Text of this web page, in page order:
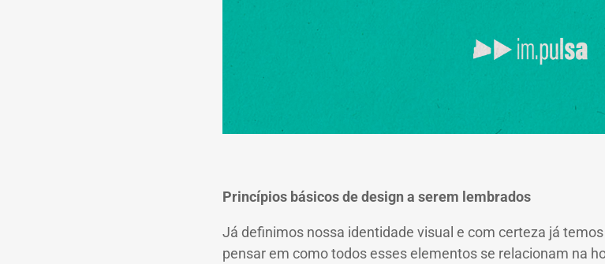
Princípios básicos de design a serem lembrados
Já definimos nossa identidade visual e com certeza já
pensar em como todos esses elementos se relacionam na